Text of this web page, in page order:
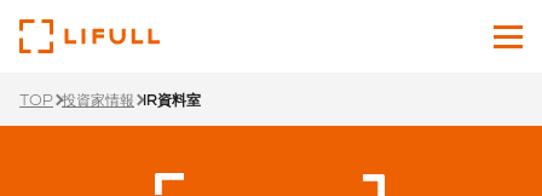
企業情報
TOP 投資家情報 IR資料室